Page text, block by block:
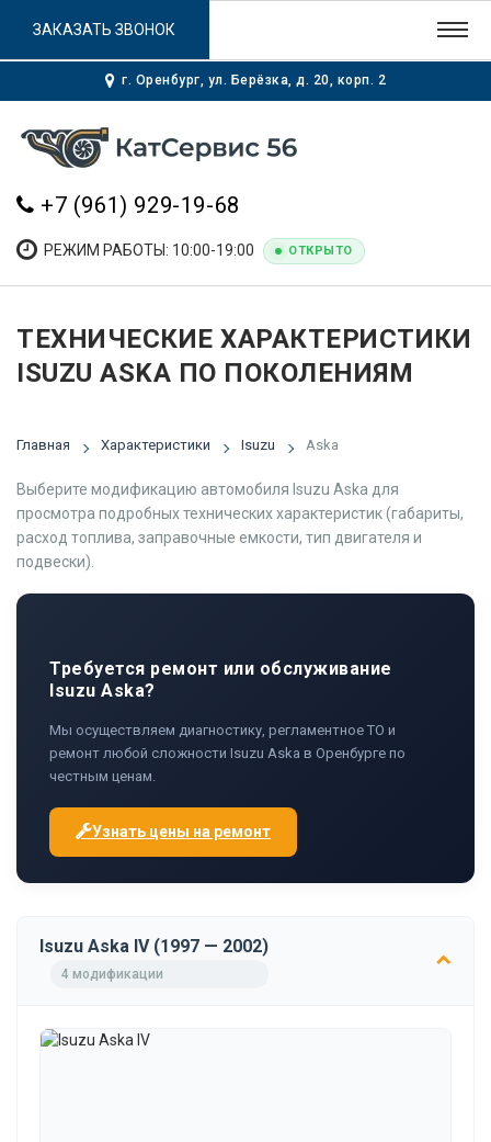
г. Оренбург, ул. Берёзка, д. 20, корп. 2
+7 (961) 929-19-68
РЕЖИМ РАБОТЫ: 10:00-19:00 ОТКРЫТО
ЗАКАЗАТЬ ЗВОНОК
ТЕХНИЧЕСКИЕ ХАРАКТЕРИСТИКИ
ISUZU ASKA ПО ПОКОЛЕНИЯМ
Главная Характеристики Isuzu Aska
Выберите модификацию автомобиля Isuzu Aska для
просмотра подробных технических характеристик (габариты,
расход топлива, заправочные емкости, тип двигателя и
подвески).
Требуется ремонт или обслуживание
Isuzu Aska?
Мы осуществляем диагностику, регламентное ТО и
ремонт любой сложности Isuzu Aska в Оренбурге по
честным ценам.
Узнать цены на ремонт
Isuzu Aska IV (1997 — 2002)
4 модификации